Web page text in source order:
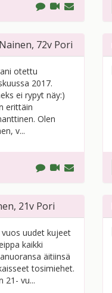
Nainen, 72v Pori
otettu
2017.
ei rypyt näy:)
erittäin
Olen
v...
, 21v Pori
vuos uudet kujeet
kaikki
äitiinsä
tosimiehet.
21- vu...